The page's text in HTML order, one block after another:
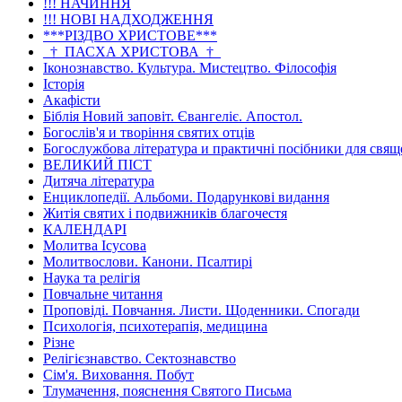
!!! НАЧИННЯ
!!! НОВІ НАДХОДЖЕННЯ
***РІЗДВО ХРИСТОВЕ***
_†_ПАСХА ХРИСТОВА_†_
Іконознавство. Культура. Мистецтво. Філософія
Історія
Акафісти
Біблія Новий заповіт. Євангеліє. Апостол.
Богослів'я и творіння святих отців
Богослужбова література и практичні посібники для
ВЕЛИКИЙ ПІСТ
Дитяча література
Енциклопедії. Альбоми. Подарункові видання
Житія святих і подвижників благочестя
КАЛЕНДАРІ
Молитва Ісусова
Молитвослови. Канони. Псалтирі
Наука та релігія
Повчальне читання
Проповіді. Повчання. Листи. Щоденники. Спогади
Психологія, психотерапія, медицина
Різне
Релігієзнавство. Сектознавство
Сім'я. Виховання. Побут
Тлумачення, пояснення Святого Письма